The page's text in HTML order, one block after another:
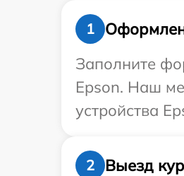
1
Заполните
Epson. Наш
устройства
2
Выезд